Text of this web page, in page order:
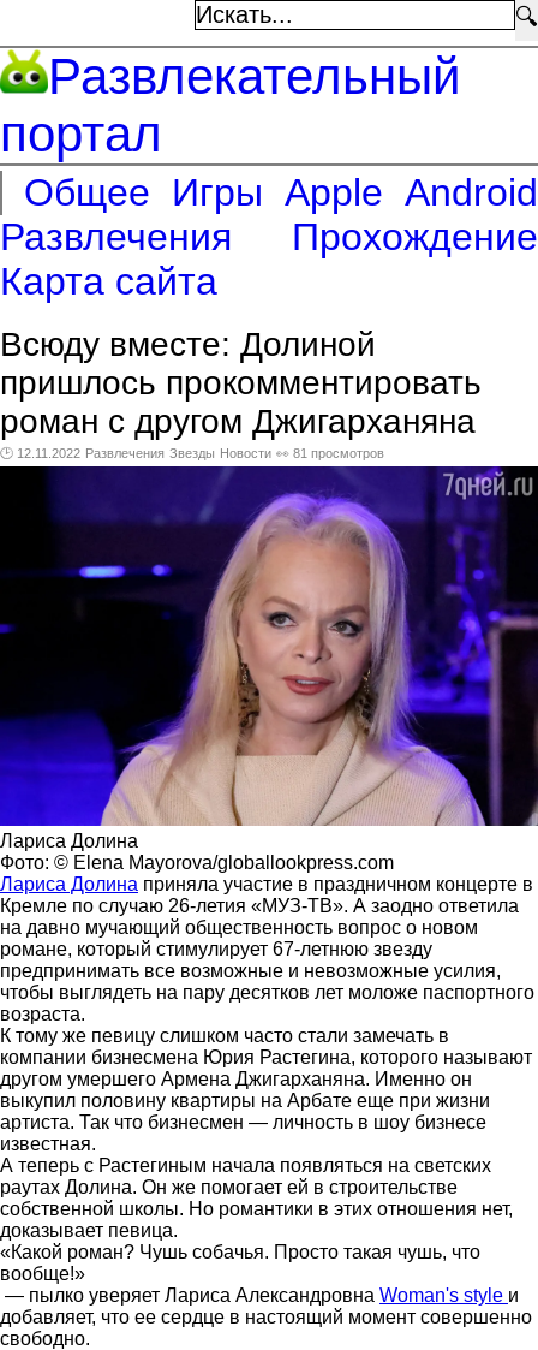
🔍
Развлекательный
портал
Общее Игры Apple Android
Развлечения
Прохождение
Карта сайта
Всюду вместе: Долиной
пришлось прокомментировать
роман с другом Джигарханяна
🕑 12.11.2022 Развлечения Звезды Новости 👀 81 просмотров
Лариса Долина
Фото: © Elena Mayorova/globallookpress.com
Лариса Долина приняла участие в праздничном концерте в
Кремле по случаю 26-летия «МУЗ-ТВ». А заодно ответила
на давно мучающий общественность вопрос о новом
романе, который стимулирует 67-летнюю звезду
предпринимать все возможные и невозможные усилия,
чтобы выглядеть на пару десятков лет моложе паспортного
возраста.
К тому же певицу слишком часто стали замечать в
компании бизнесмена Юрия Растегина, которого называют
другом умершего Армена Джигарханяна. Именно он
выкупил половину квартиры на Арбате еще при жизни
артиста. Так что бизнесмен — личность в шоу бизнесе
известная.
А теперь с Растегиным начала появляться на светских
раутах Долина. Он же помогает ей в строительстве
собственной школы. Но романтики в этих отношения нет,
доказывает певица.
«Какой роман? Чушь собачья. Просто такая чушь, что
вообще!»
— пылко уверяет Лариса Александровна Woman's style и
добавляет, что ее сердце в настоящий момент совершенно
свободно.